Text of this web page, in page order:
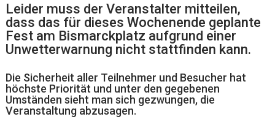
Leider muss der Veranstalter mitteilen,
dass das für dieses Wochenende geplante
Fest am Bismarckplatz aufgrund einer
Unwetterwarnung nicht stattfinden kann.
Die Sicherheit aller Teilnehmer und Besucher hat
höchste Priorität und unter den gegebenen
Umständen sieht man sich gezwungen, die
Veranstaltung abzusagen.